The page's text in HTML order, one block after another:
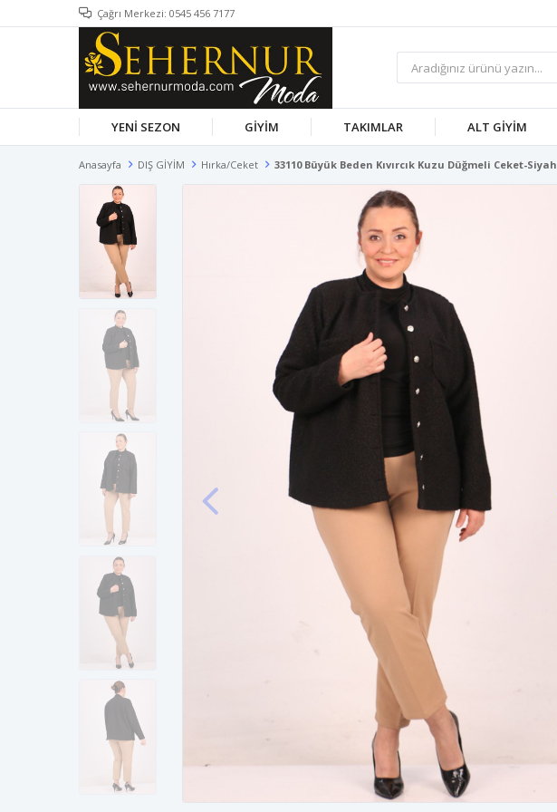
Çağrı Merkezi: 0545 456 7177
YENİ SEZON GİYİM TAKIMLAR ALT GİYİM
Anasayfa DIŞ GİYİM Hırka/Ceket 33110 Büyük Beden Kıvırcık Kuzu Düğmeli Ceket-Siyah